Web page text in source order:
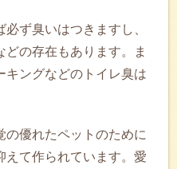
ず臭いはつきますし、
どの存在もあります。ま
キングなどのトイレ臭は
の優れたペットのために
えて作られています。愛